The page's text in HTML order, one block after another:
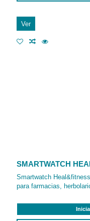
Ver
SMARTWATCH
Smartwatch
para farmacias,